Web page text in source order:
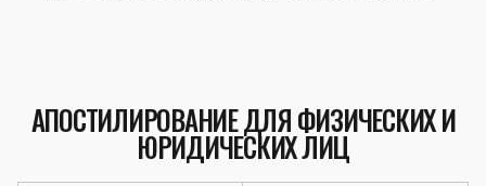
АПОСТИЛИРОВАНИЕ ДЛЯ ФИЗИЧЕСКИХ И
ЮРИДИЧЕСКИХ ЛИЦ